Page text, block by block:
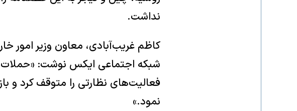
نداشت.
کاظم غریب‌آبادی، معاون وزیر امور
شبکه اجتماعی ایکس نوشت: «حملات
فعالیت‌های نظارتی را متوقف کرد و
نمود.»